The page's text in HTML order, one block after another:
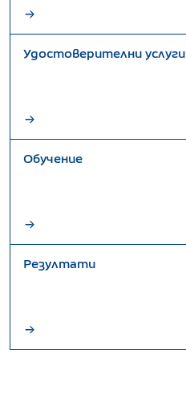
Удостоверителни услуги
Обучение
Резултати